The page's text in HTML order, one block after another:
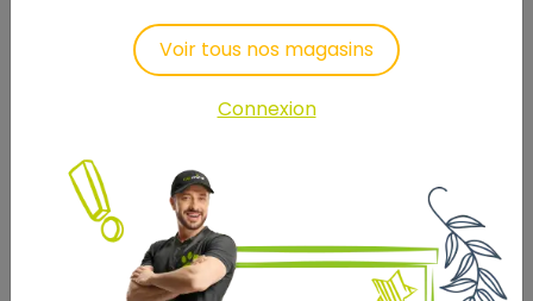
Utilisation : chien adulte de grande taille, à partir de 15
mois, intolérances aux céréales et au gluten
graisse de canard, fécule de pomme de terre, farine
de truite 7.9%, lentilles blondes, pulpe de betterave,
levure de bière 2%, poudre d'oeuf 2%, pois chiche,
hydrolysat de protéines animales 2%, parois de
levures Saccharomyces cerevisiae (riche en B-
Voir tous nos magasins
Connexion